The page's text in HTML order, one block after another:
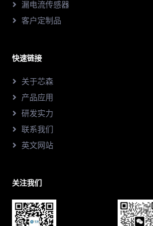
漏电流传感器
客户定制品
快速链接
关于芯森
产品应用
研发实力
联系我们
英文网站
关注我们